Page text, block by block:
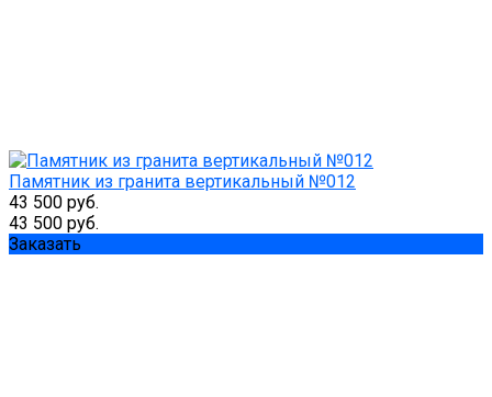
Памятник из гранита вертикальный №012
43 500 руб.
43 500 руб.
Заказать